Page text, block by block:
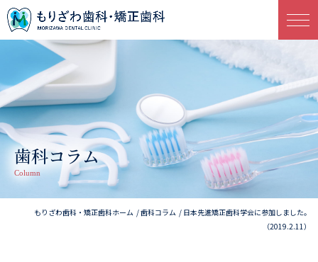
歯科コラム
Column
もりざわ歯科・矯正歯科ホーム 歯科コラム
日本先進矯正歯科学会に参加しました。
（2019.2.11）